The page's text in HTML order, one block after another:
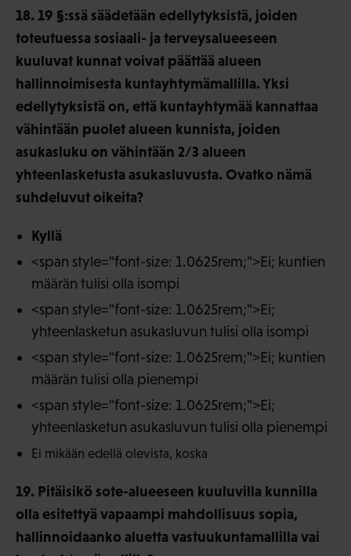
18. 19 §:ssä säädetään edellytyksistä, joiden
toteutuessa sosiaali- ja terveysalueeseen
kuuluvat kunnat voivat päättää alueen
hallinnoimisesta kuntayhtymämallilla. Yksi
edellytyksistä on, että kuntayhtymää kannattaa
vähintään puolet alueen kunnista, joiden
asukasluku on vähintään 2/3 alueen
yhteenlasketusta asukasluvusta. Ovatko nämä
suhdeluvut oikeita?
Kyllä
<span style="font-size: 1.0625rem;">Ei; kuntien
määrän tulisi olla isompi
<span style="font-size: 1.0625rem;">Ei;
yhteenlasketun asukasluvun tulisi olla isompi
<span style="font-size: 1.0625rem;">Ei; kuntien
määrän tulisi olla pienempi
<span style="font-size: 1.0625rem;">Ei;
yhteenlasketun asukasluvun tulisi olla pienempi
Ei mikään edellä olevista, koska
19. Pitäisikö sote-alueeseen kuuluvilla kunnilla
olla esitettyä vapaampi mahdollisuus sopia,
hallinnoidaanko aluetta vastuukuntamallilla vai